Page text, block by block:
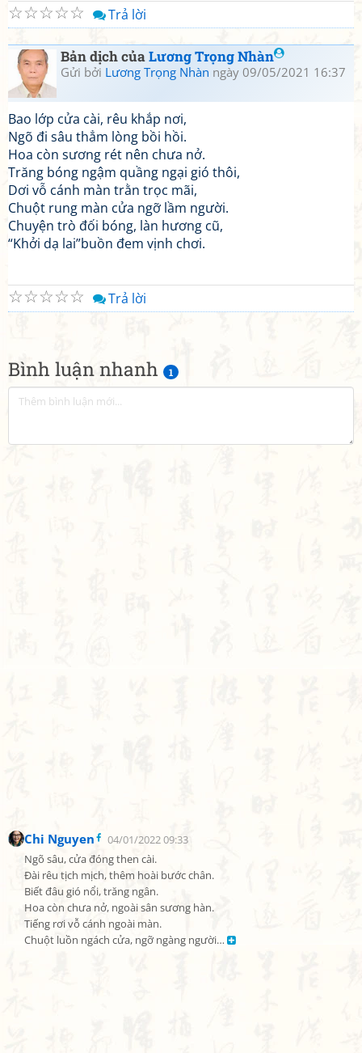
Bình luận nhanh 1
Chi Nguyen
04/01/2022 09:33
Ngõ sâu, cửa đóng then cài.
Đài rêu tịch mịch, thêm hoài bước chân.
Biết đâu gió nổi, trăng ngân.
Hoa còn chưa nở, ngoài sân sương hàn.
Tiếng rơi vỗ cánh ngoài màn.
Chuột luồn ngách cửa, ngỡ ngàng người…
☆
☆
☆
☆
☆ Trả lời
Bản dịch củaLương Trọng Nhàn
Gửi bởi Lương Trọng Nhàn ngày 09/05/2021 16:37
Bao lớp cửa cài, rêu khắp nơi,
Ngõ đi sâu thẳm lòng bồi hồi.
Hoa còn sương rét nên chưa nở.
Trăng bóng ngậm quầng ngại gió thôi,
Dơi vỗ cánh màn trằn trọc mãi,
Chuột rung màn cửa ngỡ lầm người.
Chuyện trò đối bóng, làn hương cũ,
“Khởi dạ lai”buồn đem vịnh chơi.
☆
☆
☆
☆
☆ Trả lời